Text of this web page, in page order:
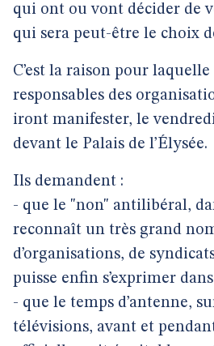
qui ont ou vont décider de
qui sera peut-être le choix
C’est la raison pour
responsables des
iront manifester, le
devant le Palais de l’Élysée.
Ils demandent :
- que le "non" antilibéral,
reconnaît un très grand
d’organisations, de
puisse enfin s’exprimer
- que le temps d’antenne,
télévisions, avant et